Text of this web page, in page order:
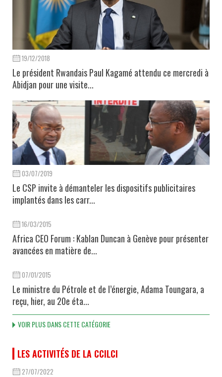
19/12/2018
Le président Rwandais Paul Kagamé attendu ce mercredi à
Abidjan pour une visite...
03/07/2019
Le CSP invite à démanteler les dispositifs publicitaires
implantés dans les carr...
16/03/2015
Africa CEO Forum : Kablan Duncan à Genève pour présenter
avancées en matière de...
07/01/2015
Le ministre du Pétrole et de l’énergie, Adama Toungara, a
reçu, hier, au 20e éta...
VOIR PLUS DANS CETTE CATÉGORIE
LES ACTIVITÉS DE LA CCILCI
27/07/2022